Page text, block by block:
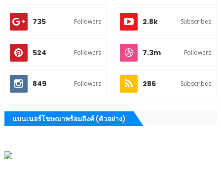
735 Followers 2.8k Subscribes
524 Followers 7.3m Followers
849 Followers 286 Subscribes
แบนเนอร์โฆษณาพร้อมลิงค์ (ตัวอย่าง)